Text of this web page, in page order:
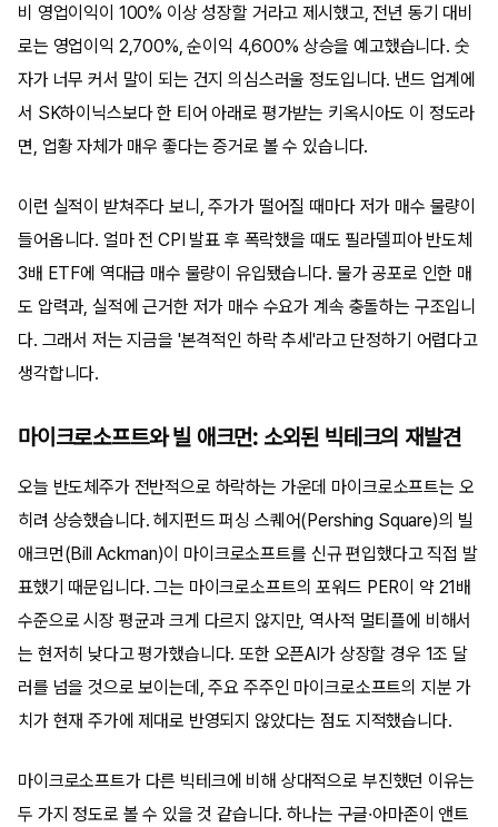
비 영업이익이 100% 이상 성장할 거라고 제시했고, 전년 동기 대비
로는 영업이익 2,700%, 순이익 4,600% 상승을 예고했습니다. 숫
자가 너무 커서 말이 되는 건지 의심스러울 정도입니다. 낸드 업계에
서 SK하이닉스보다 한 티어 아래로 평가받는 키옥시아도 이 정도라
면, 업황 자체가 매우 좋다는 증거로 볼 수 있습니다.
이런 실적이 받쳐주다 보니, 주가가 떨어질 때마다 저가 매수 물량이
들어옵니다. 얼마 전 CPI 발표 후 폭락했을 때도 필라델피아 반도체
3배 ETF에 역대급 매수 물량이 유입됐습니다. 물가 공포로 인한 매
도 압력과, 실적에 근거한 저가 매수 수요가 계속 충돌하는 구조입니
다. 그래서 저는 지금을 '본격적인 하락 추세'라고 단정하기 어렵다고
생각합니다.
마이크로소프트와 빌 애크먼: 소외된 빅테크의 재발견
오늘 반도체주가 전반적으로 하락하는 가운데 마이크로소프트는 오
히려 상승했습니다. 헤지펀드 퍼싱 스퀘어(Pershing Square)의 빌
애크먼(Bill Ackman)이 마이크로소프트를 신규 편입했다고 직접 발
표했기 때문입니다. 그는 마이크로소프트의 포워드 PER이 약 21배
수준으로 시장 평균과 크게 다르지 않지만, 역사적 멀티플에 비해서
는 현저히 낮다고 평가했습니다. 또한 오픈AI가 상장할 경우 1조 달
러를 넘을 것으로 보이는데, 주요 주주인 마이크로소프트의 지분 가
치가 현재 주가에 제대로 반영되지 않았다는 점도 지적했습니다.
마이크로소프트가 다른 빅테크에 비해 상대적으로 부진했던 이유는
두 가지 정도로 볼 수 있을 것 같습니다. 하나는 구글·아마존이 앤트